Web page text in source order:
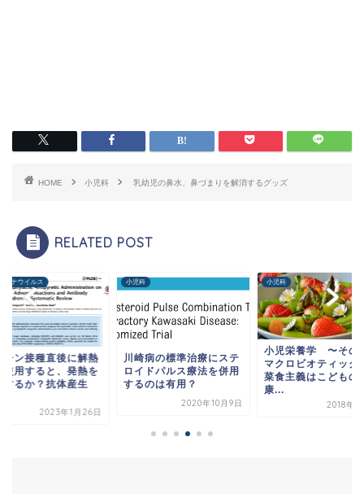
HOME 小児科 乳幼児の鼻水、鼻づまりを解消するグッズ
RELATED POST
ロナウイルス
チン接種直後に解熱
使用すると、発熱を
するか？抗体産生
2023年1月26日
小児科
川崎病の標準治療にステ
ロイドパルス療法を併用
するのは有用？
2020年10月9日
小児科
小児栄養学 〜その
マクロビオティック
菜食主義はこどもの
康...
2018年5